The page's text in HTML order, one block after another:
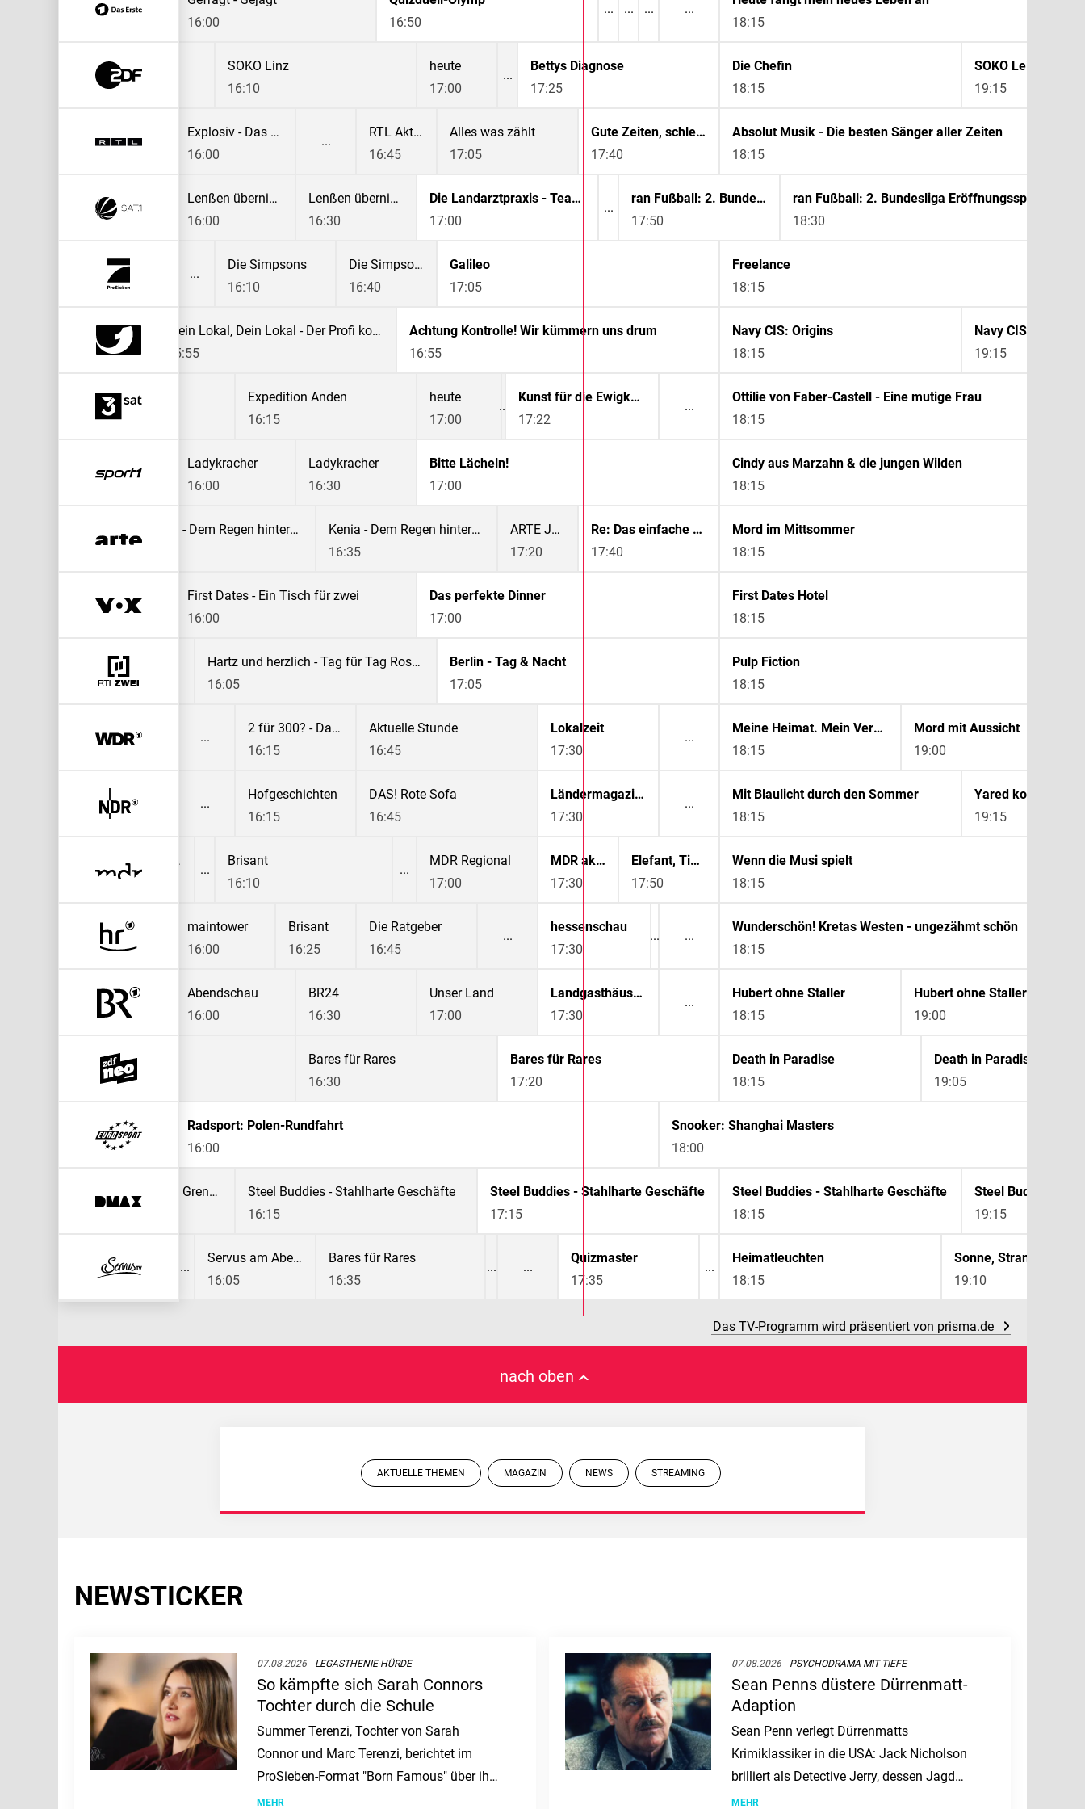
16:00
16:50
18:15
SOKO Linz
16:10
heute
17:00
Bettys Diagnose
17:25
Die Chefin
18:15
SOKO Leipzig
19:15
Explosiv - Das Magazin
16:00
RTL Aktuell
16:45
Alles was zählt
17:05
Gute Zeiten, schlechte Zeiten
17:40
Absolut Musik - Die besten Sänger aller Zeiten
18:15
15:30
Lenßen übernimmt
16:00
Lenßen übernimmt
16:30
Die Landarztpraxis - Team Sonnenhof
17:00
ran Fußball: 2. Bundesliga Eröffnungsspiel VfL Bochum - Hertha BSC - Countdown
17:50
18:30
Die Simpsons
16:10
Die Simpsons
16:40
Galileo
17:05
Freelance
18:15
Mein Lokal, Dein Lokal - Der Profi kommt
15:55
Achtung Kontrolle! Wir kümmern uns drum
16:55
Navy CIS: Origins
18:15
Navy CIS: Origins
19:15
Expedition Anden
15:31
Expedition Anden
16:15
heute
17:00
Kunst für die Ewigkeit: Raffael
17:22
Ottilie von Faber-Castell - Eine mutige Frau
18:15
Ladykracher
16:00
Ladykracher
16:30
Bitte Lächeln!
17:00
Cindy aus Marzahn & die jungen Wilden
18:15
Kenia - Dem Regen hinterher
Kenia - Dem Regen hinterher
16:35
ARTE Journal
17:20
Re: Das einfache Leben als wahrer Luxus
17:40
Mord im Mittsommer
18:15
First Dates - Ein Tisch für zwei
16:00
Das perfekte Dinner
17:00
First Dates Hotel
18:15
Hartz und herzlich - Tag für Tag Rostock
16:05
Berlin - Tag & Nacht
17:05
Pulp Fiction
18:15
2 für 300? - Das Comeback
16:15
Aktuelle Stunde
16:45
Lokalzeit
17:30
Meine Heimat. Mein Verein. Münster und die Preußen
18:15
Mord mit Aussicht
19:00
Hofgeschichten
16:15
DAS! Rote Sofa
16:45
Ländermagazine
17:30
Mit Blaulicht durch den Sommer
18:15
19:15
MDR aktuell
Brisant
16:10
MDR Regional
17:00
MDR aktuell
17:30
Elefant, Tiger & Co.
17:50
Wenn die Musi spielt
18:15
maintower
16:00
Brisant
16:25
Die Ratgeber
16:45
hessenschau
17:30
Wunderschön! Kretas Westen - ungezähmt schön
18:15
15:30
Abendschau
16:00
BR24
16:30
Unser Land
17:00
Landgasthäuser Bierschmankerl
17:30
Hubert ohne Staller
18:15
Hubert ohne Staller
19:00
Bares für Rares
16:30
Bares für Rares
17:20
Death in Paradise
18:15
Death in Paradise
19:05
Radsport: Polen-Rundfahrt
16:00
Snooker: Shanghai Masters
18:00
Border Control: Schwedens Grenzschützer
Steel Buddies - Stahlharte Geschäfte
16:15
Steel Buddies - Stahlharte Geschäfte
17:15
Steel Buddies - Stahlharte Geschäfte
18:15
19:15
Servus am Abend
16:05
Bares für Rares
16:35
Quizmaster
17:35
Heimatleuchten
18:15
19:10
Das TV-Programm wird präsentiert von prisma.de
nach oben
AKTUELLE THEMEN MAGAZIN NEWS STREAMING
NEWSTICKER
07.08.2026 LEGASTHENIE-HÜRDE
So kämpfte sich Sarah Connors
Tochter durch die Schule
Summer Terenzi, Tochter von Sarah
Connor und Marc Terenzi, berichtet im
ProSieben-Format "Born Famous" über ihre
Herausforderungen in der Schule aufgrund
MEHR
07.08.2026 PSYCHODRAMA MIT TIEFE
Sean Penns düstere Dürrenmatt-
Adaption
Sean Penn verlegt Dürrenmatts
Krimiklassiker in die USA: Jack Nicholson
brilliert als Detective Jerry, dessen Jagd
auf einen Serienmörder zur Obsession
MEHR